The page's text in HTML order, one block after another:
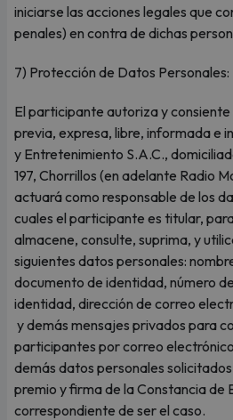
iniciarse las acciones legales que
penales) en contra de dichas
7) Protección de Datos Personales:
El participante autoriza y
previa, expresa, libre, informada e
y Entretenimiento S.A.C.,
197, Chorrillos (en adelante Radio
actuará como responsable de los
cuales el participante es titular,
almacene, consulte, suprima, y
siguientes datos personales:
documento de identidad, número
identidad, dirección de correo
y demás mensajes privados para
participantes por correo
demás datos personales
premio y firma de la Constancia de
correspondiente de ser el caso.